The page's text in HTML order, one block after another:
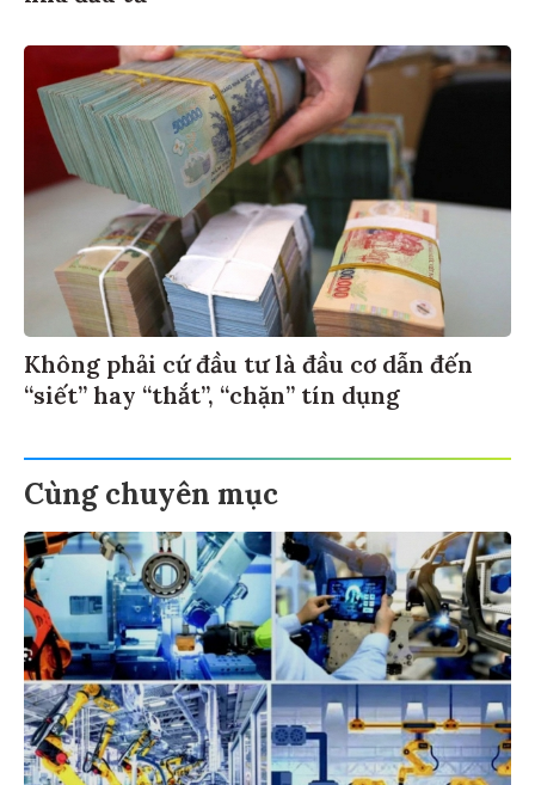
Không phải cứ đầu tư là đầu cơ dẫn đến
“siết” hay “thắt”, “chặn” tín dụng
Cùng chuyên mục